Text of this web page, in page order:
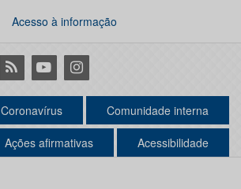
Acesso à informação
RSS YoutubeInstagram
Coronavírus Comunidade interna
Ações afirmativas Acessibilidade